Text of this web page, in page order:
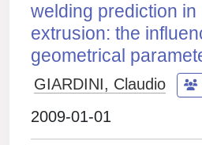
welding prediction in
extrusion: the
geometrical
GIARDINI, Claudio
2009-01-01